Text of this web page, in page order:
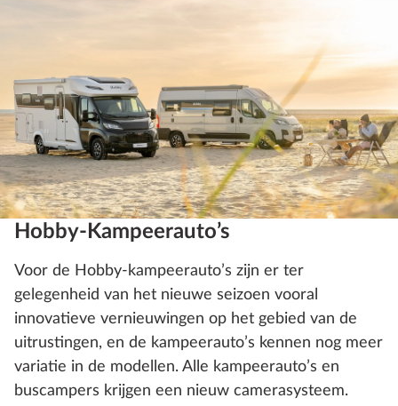
Hobby-Kampeerauto’s
Voor de Hobby-kampeerauto’s zijn er ter
gelegenheid van het nieuwe seizoen vooral
innovatieve vernieuwingen op het gebied van de
uitrustingen, en de kampeerauto’s kennen nog meer
variatie in de modellen. Alle kampeerauto’s en
buscampers krijgen een nieuw camerasysteem.